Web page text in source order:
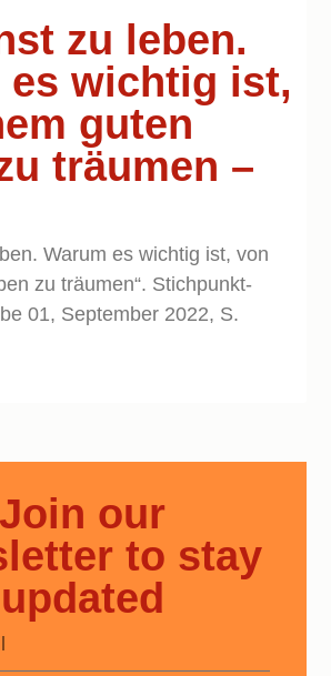
zu leben.
es wichtig ist,
guten
träumen –
Warum es wichtig ist, von
zu träumen“. Stichpunkt-
01, September 2022, S.
Join our
to stay
updated